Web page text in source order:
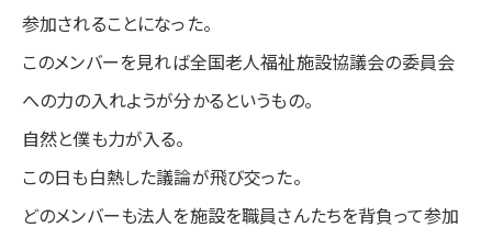
参加されることになった。
このメンバーを見れば全国老人福祉施設協議会の委員会
への力の入れようが分かるというもの。
自然と僕も力が入る。
この日も白熱した議論が飛び交った。
どのメンバーも法人を施設を職員さんたちを背負って参加